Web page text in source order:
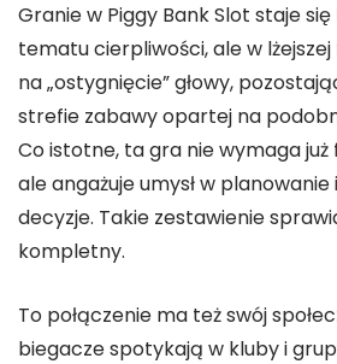
Granie w Piggy Bank Slot staje
tematu cierpliwości, ale w
na „ostygnięcie” głowy,
strefie zabawy opartej na
Co istotne, ta gra nie wymaga już
ale angażuje umysł w
decyzje. Takie zestawienie
kompletny.
To połączenie ma też swój
biegacze spotykają w kluby i